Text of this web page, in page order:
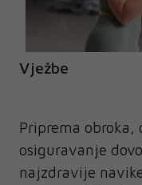
Vježbe
Priprema obroka,
osiguravanje
najzdravije